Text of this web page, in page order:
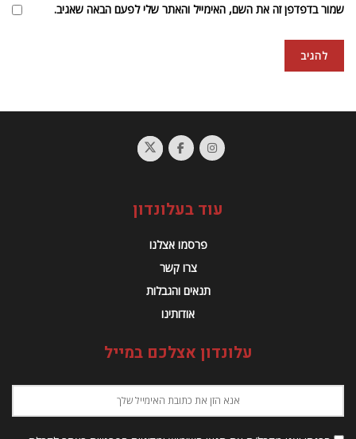
שמור בדפדפן זה את השם, האימייל והאתר שלי לפעם הבאה שאגיב.
עוד בעלונדון
פרסמו אצלנו
צרו קשר
תנאים והגבלות
אודותינו
עלונדון אצלכם במייל